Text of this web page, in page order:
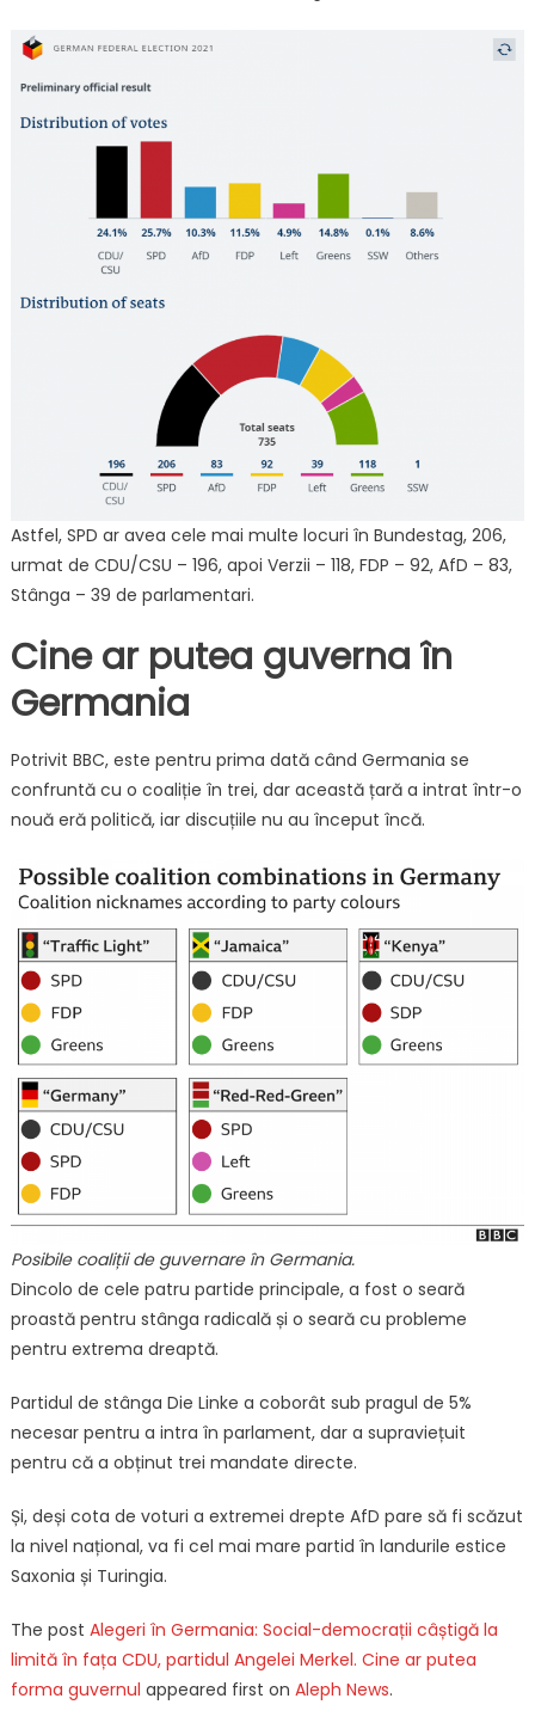
Astfel, SPD ar avea cele mai multe locuri în Bundestag, 206,
urmat de CDU/CSU – 196, apoi Verzii – 118, FDP – 92, AfD – 83,
Stânga – 39 de parlamentari.
Cine ar putea guverna în
Germania
Potrivit BBC, este pentru prima dată când Germania se
confruntă cu o coaliție în trei, dar această țară a intrat într-o
nouă eră politică, iar discuțiile nu au început încă.
Posibile coaliții de guvernare în Germania.
Dincolo de cele patru partide principale, a fost o seară
proastă pentru stânga radicală și o seară cu probleme
pentru extrema dreaptă.
Partidul de stânga Die Linke a coborât sub pragul de 5%
necesar pentru a intra în parlament, dar a supraviețuit
pentru că a obținut trei mandate directe.
Și, deși cota de voturi a extremei drepte AfD pare să fi scăzut
la nivel național, va fi cel mai mare partid în landurile estice
Saxonia și Turingia.
The post Alegeri în Germania: Social-democrații câștigă la
limită în fața CDU, partidul Angelei Merkel. Cine ar putea
forma guvernul appeared first on Aleph News.